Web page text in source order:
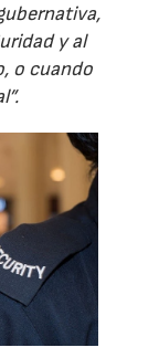
y al
o cuando